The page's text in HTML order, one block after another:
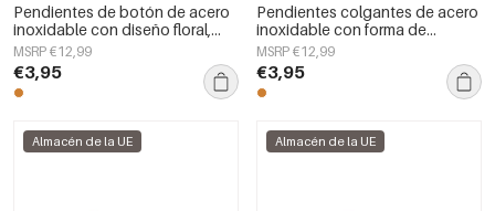
Pendientes de botón de acero
inoxidable con diseño floral,
estilo casual y romántico para
mujer.
MSRP €12,99
€3,95
Pendientes colgantes de acero
inoxidable con forma de
concha, de la serie Simple Daily
Simple, joyería para mujer.
MSRP €12,99
€3,95
Almacén de la UE Almacén de la UE